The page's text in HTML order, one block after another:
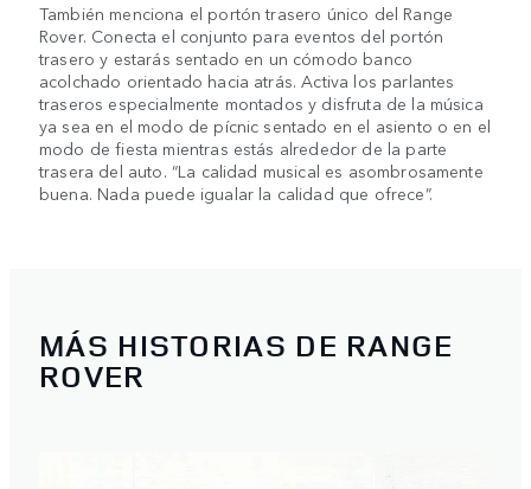
También menciona el portón trasero único del Range
Rover. Conecta el conjunto para eventos del portón
trasero y estarás sentado en un cómodo banco
acolchado orientado hacia atrás. Activa los parlantes
traseros especialmente montados y disfruta de la música
ya sea en el modo de pícnic sentado en el asiento o en el
modo de fiesta mientras estás alrededor de la parte
trasera del auto. “La calidad musical es asombrosamente
buena. Nada puede igualar la calidad que ofrece”.
MÁS HISTORIAS DE RANGE
ROVER